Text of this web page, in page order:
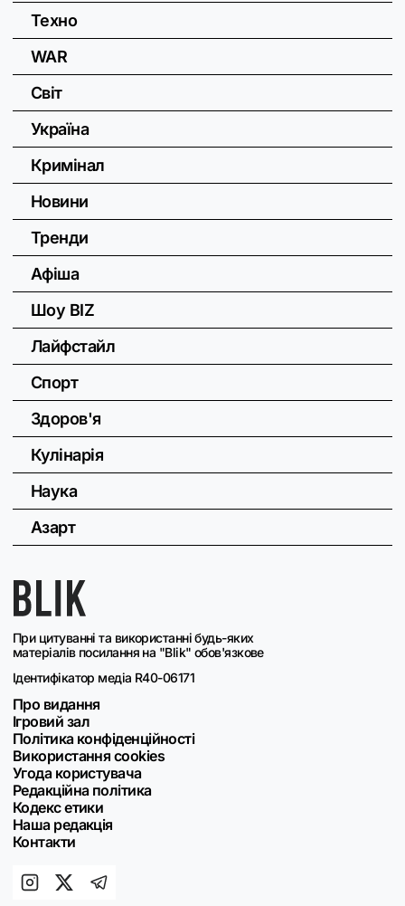
При цитуванні та використанні будь-яких
матеріалів посилання на "Blik" обов'язкове
Ідентифікатор медіа R40-06171
Про видання
Ігровий зал
Політика конфіденційності
Використання cookies
Угода користувача
Редакційна політика
Кодекс етики
Наша редакція
Контакти
Техно
WAR
Світ
Україна
Кримінал
Новини
Тренди
Афіша
Шоу BIZ
Лайфстайл
Спорт
Здоров'я
Кулінарія
Наука
Азарт